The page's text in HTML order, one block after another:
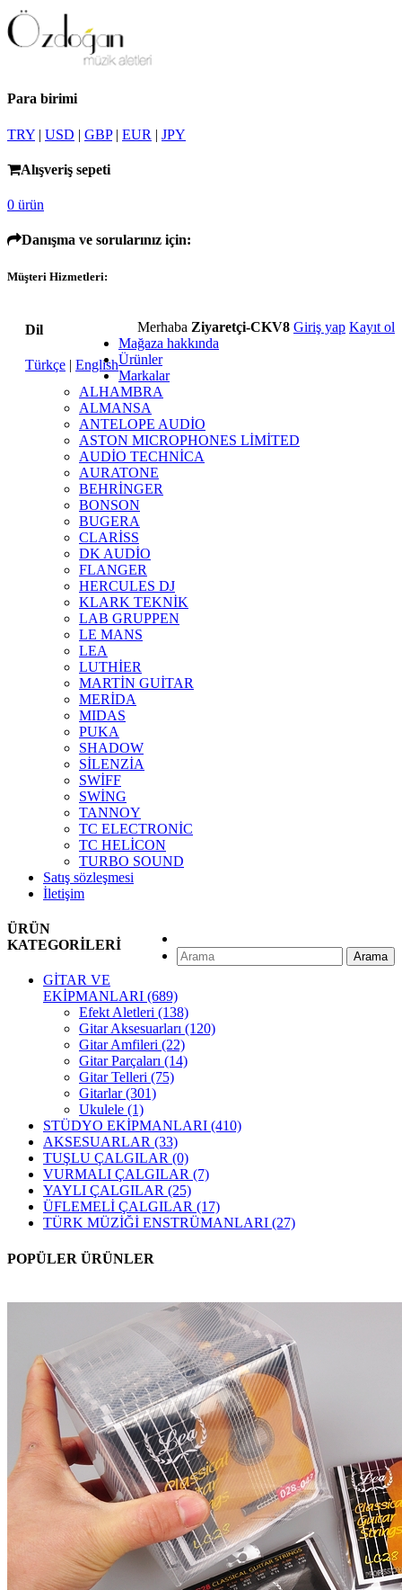
Para birimi
TRY | USD | GBP| EUR | JPY
Alışveriş sepeti
0 ürün
Danışma ve sorularınız için:
Müşteri Hizmetleri:
Dil
Türkçe | English
Merhaba Ziyaretçi-CKV8 Giriş yap Kayıt ol
Mağaza hakkında
Ürünler
Markalar
ALHAMBRA
ALMANSA
ANTELOPE AUDİO
ASTON MICROPHONES LİMİTED
AUDİO TECHNİCA
AURATONE
BEHRİNGER
BONSON
BUGERA
CLARİSS
DK AUDİO
FLANGER
HERCULES DJ
KLARK TEKNİK
LAB GRUPPEN
LE MANS
LEA
LUTHİER
MARTİN GUİTAR
MERİDA
MIDAS
PUKA
SHADOW
SİLENZİA
SWİFF
SWİNG
TANNOY
TC ELECTRONİC
TC HELİCON
TURBO SOUND
Satış sözleşmesi
İletişim
Arama
ÜRÜN
KATEGORİLERİ
GİTAR VE
EKİPMANLARI (689)
Efekt Aletleri (138)
Gitar Aksesuarları (120)
Gitar Amfileri (22)
Gitar Parçaları (14)
Gitar Telleri (75)
Gitarlar(301)
Ukulele (1)
STÜDYO EKİPMANLARI (410)
AKSESUARLAR (33)
TUŞLU ÇALGILAR (0)
VURMALI ÇALGILAR (7)
YAYLI ÇALGILAR (25)
ÜFLEMELİ ÇALGILAR (17)
TÜRK MÜZİĞİ ENSTRÜMANLARI (27)
POPÜLER ÜRÜNLER